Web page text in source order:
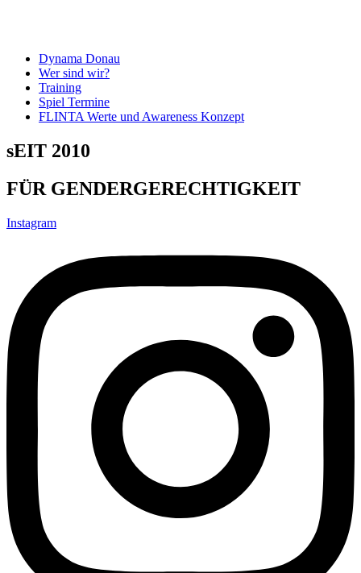
Dynama Donau
Wer sind wir?
Training
Spiel Termine
FLINTA Werte und Awareness Konzept
sEIT 2010
FÜR GENDERGERECHTIGKEIT
Instagram